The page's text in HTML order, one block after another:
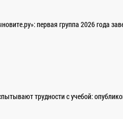
первая группа 2026 года
трудности с учебой: